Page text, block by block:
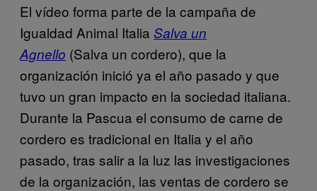
El vídeo forma parte de la campaña de
Igualdad Animal Italia Salva un
Agnello (Salva un cordero), que la
organización inició ya el año pasado y que
tuvo un gran impacto en la sociedad italiana.
Durante la Pascua el consumo de carne de
cordero es tradicional en Italia y el año
pasado, tras salir a la luz las investigaciones
de la organización, las ventas de cordero se